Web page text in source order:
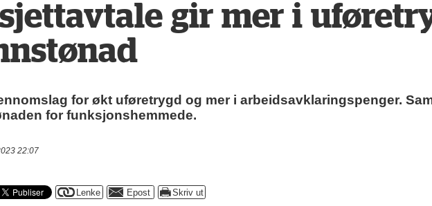
gir mer i
for økt uføretrygd og mer i arbeidsavklaringspenger.
for funksjonshemmede.
22:07